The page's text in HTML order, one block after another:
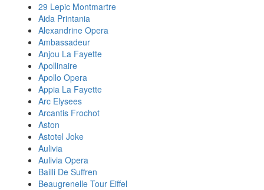
29 Lepic Montmartre
Aida Printania
Alexandrine Opera
Ambassadeur
Anjou La Fayette
Apollinaire
Apollo Opera
Appia La Fayette
Arc Elysees
Arcantis Frochot
Aston
Astotel Joke
Aulivia
Aulivia Opera
Bailli De Suffren
Beaugrenelle Tour Eiffel